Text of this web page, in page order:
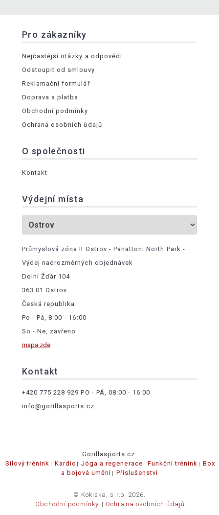
Pro zákazníky
Nejčastější otázky a odpovědi
Odstoupit od smlouvy
Reklamační formulář
Doprava a platba
Obchodní podmínky
Ochrana osobních údajů
O společnosti
Kontakt
Výdejní místa
Průmyslová zóna II Ostrov - Panattoni North Park -
Výdej nadrozměrných objednávek
Dolní Žďár 104
363 01 Ostrov
Česká republika
Po - Pá, 8:00 - 16:00
So - Ne, zavřeno
mapa zde
Kontakt
+420 775 228 929 PO - PÁ, 08:00 - 16:00
info@gorillasports.cz
Gorillasports.cz:
Silový trénink
Kardio Jóga a regenerace Funkční trénink
Box
a bojová umění
Příslušenství
© Kokiska, s.r.o. 2026.
Obchodní podmínky
Ochrana osobních údajů